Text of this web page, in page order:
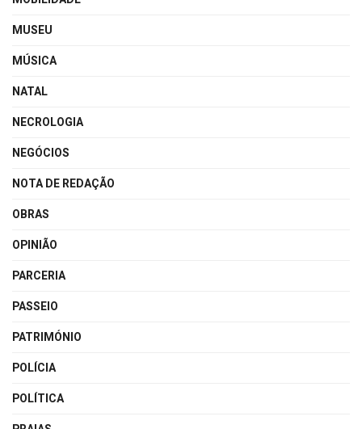
MUSEU
MÚSICA
NATAL
NECROLOGIA
NEGÓCIOS
NOTA DE REDAÇÃO
OBRAS
OPINIÃO
PARCERIA
PASSEIO
PATRIMÓNIO
POLÍCIA
POLÍTICA